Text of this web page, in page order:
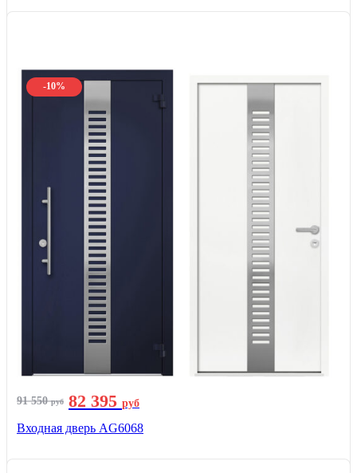
-10%
91 550руб 82 395 руб
Входная дверь AG6068